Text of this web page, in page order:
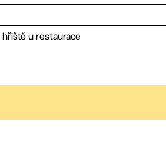
hřiště u restaurace